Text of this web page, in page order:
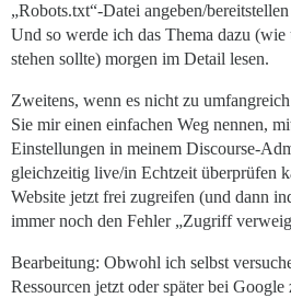
„Robots.txt“-Datei angeben/bereitstellen
Und so werde ich das Thema dazu
stehen sollte) morgen im Detail lesen.
Zweitens, wenn es nicht zu
Sie mir einen einfachen Weg nennen,
Einstellungen in meinem Discourse-
gleichzeitig live/in Echtzeit überprüfen
Website jetzt frei zugreifen (und dann
immer noch den Fehler „Zugriff
Bearbeitung: Obwohl ich selbst
Ressourcen jetzt oder später bei Google